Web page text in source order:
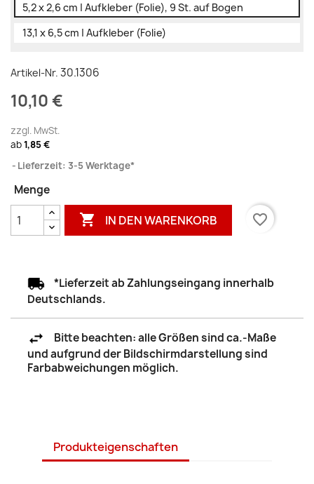
5,2 x 2,6 cm | Aufkleber (Folie), 9 St. auf Bogen
13,1 x 6,5 cm | Aufkleber (Folie)
Artikel-Nr. 30.1306
10,10 €
zzgl. MwSt.
ab1,85 €
Lieferzeit: 3-5 Werktage*
Menge
 IN DEN WARENKORB favorite_border
*Lieferzeit ab Zahlungseingang innerhalb
Deutschlands.
Bitte beachten: alle Größen sind ca.-Maße
und aufgrund der Bildschirmdarstellung sind
Farbabweichungen möglich.
Produkteigenschaften